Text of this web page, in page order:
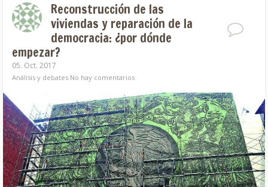
Reconstrucción de las
viviendas y reparación de la
democracia: ¿por dónde
empezar?
05. Oct. 2017
Análisis y debates No hay comentarios